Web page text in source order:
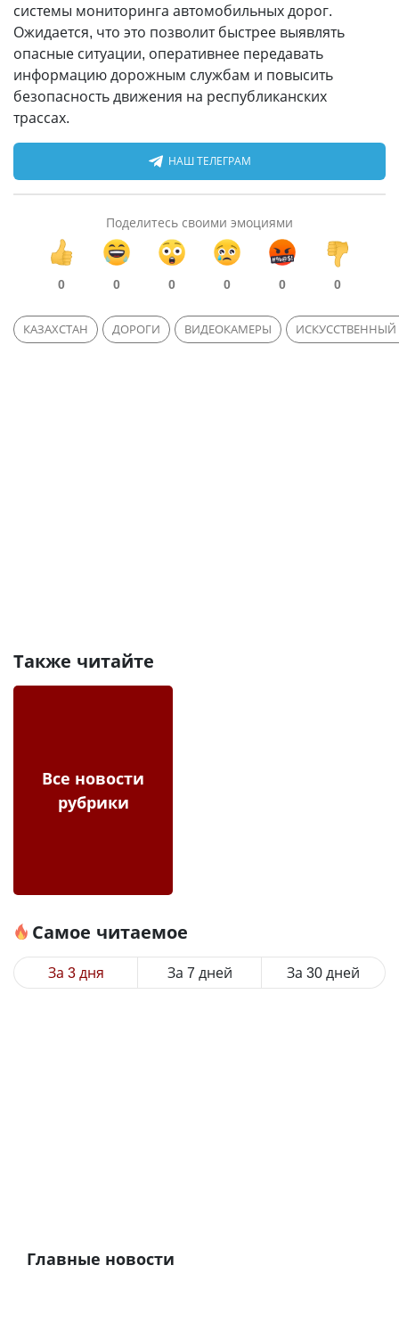
системы мониторинга автомобильных дорог.
Ожидается, что это позволит быстрее выявлять
опасные ситуации, оперативнее передавать
информацию дорожным службам и повысить
безопасность движения на республиканских
трассах.
НАШ ТЕЛЕГРАМ
Поделитесь своими эмоциями
0 0 0 0 0 0
КАЗАХСТАН ДОРОГИ ВИДЕОКАМЕРЫ ИСКУССТВЕННЫЙ
Также читайте
Все новости
рубрики
Самое читаемое
За 3 дня За 7 дней За 30 дней
Главные новости